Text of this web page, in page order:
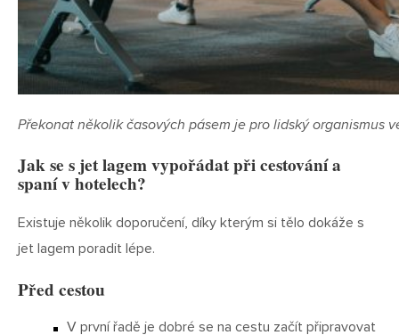
Překonat několik časových pásem je pro lidský organismus
Jak se s jet lagem vypořádat při cestování a
spaní v hotelech?
Existuje několik doporučení, díky kterým si tělo dokáže s
jet lagem poradit lépe.
Před cestou
V první řadě je dobré se na cestu začít připravovat